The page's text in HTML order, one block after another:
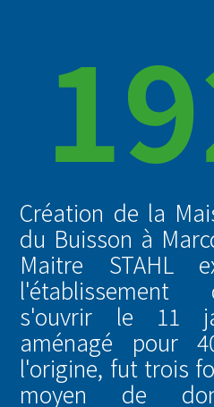
Création de la
du Buisson à
Maitre STAHL
s'ouvrir le 11
aménagé pour
l'origine, fut trois
moyen de